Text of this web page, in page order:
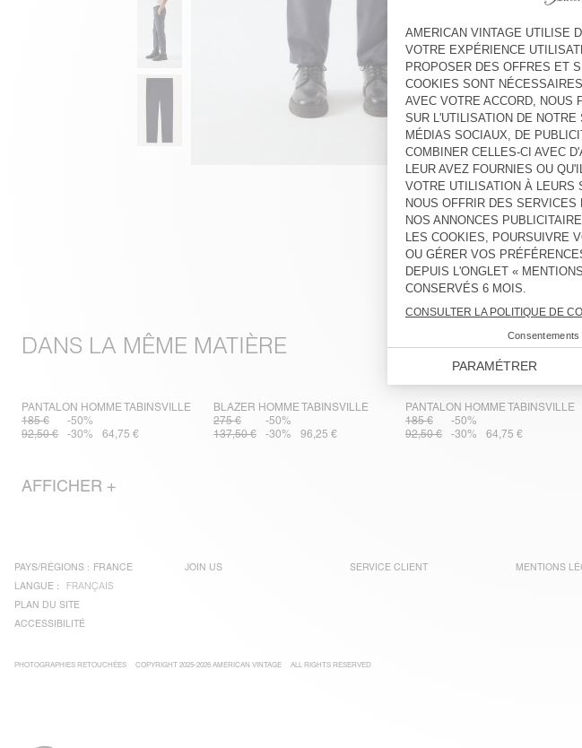
DANS LA MÊME MATIÈRE
PANTALON HOMME TABINSVILLE
185 €
-50%
92,50 €
-30% 64,75 €
BLAZER HOMME TABINSVILLE
275 €
-50%
137,50 €
-30% 96,25 €
PANTALON HOMME TABINSVILLE
185 €
-50%
92,50 €
-30% 64,75 €
AFFICHER +
PAYS/RÉGIONS : FRANCE
LANGUE :
FRANÇAIS
PLAN DU SITE
ACCESSIBILITÉ
JOIN US SERVICE CLIENT MENTIONS
PHOTOGRAPHIES RETOUCHÉES COPYRIGHT 2025-2026 AMERICAN VINTAGE ALL RIGHTS RESERVED